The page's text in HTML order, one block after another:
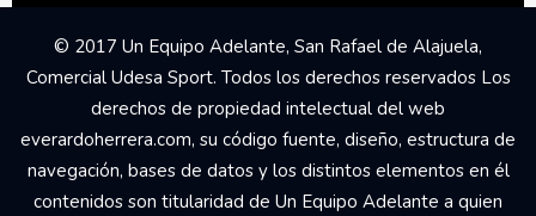
© 2017 Un Equipo Adelante, San Rafael de Alajuela,
Comercial Udesa Sport. Todos los derechos reservados Los
derechos de propiedad intelectual del web
everardoherrera.com, su código fuente, diseño, estructura de
navegación, bases de datos y los distintos elementos en él
contenidos son titularidad de Un Equipo Adelante a quien